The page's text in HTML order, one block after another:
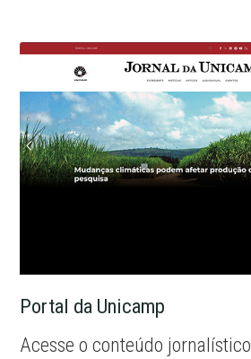
Portal da Unicamp
Acesse o conteúdo jornalístico